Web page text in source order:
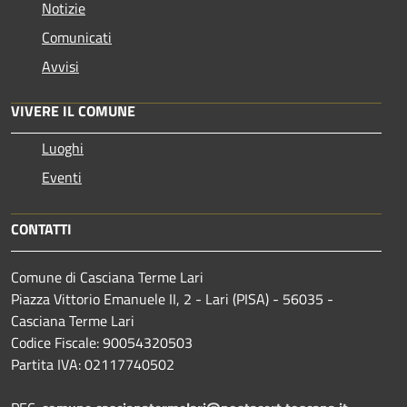
Notizie
Comunicati
Avvisi
VIVERE IL COMUNE
Luoghi
Eventi
CONTATTI
Comune di Casciana Terme Lari
Piazza Vittorio Emanuele II, 2 - Lari (PISA) - 56035 -
Casciana Terme Lari
Codice Fiscale: 90054320503
Partita IVA: 02117740502